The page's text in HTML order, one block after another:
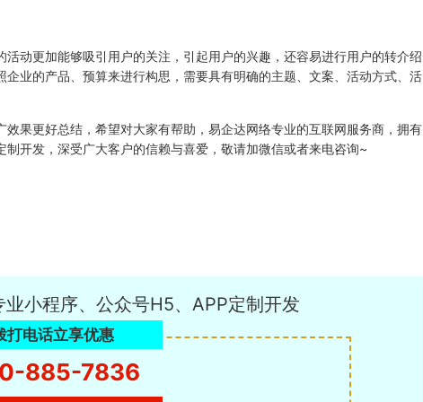
动更加能够吸引用户的关注，引起用户的兴趣，还容易进行用户的转介绍
业的产品、预算来进行构思，需要具有明确的主题、文案、活动方式、活
果更好总结，希望对大家有帮助，易企达网络专业的互联网服务商，拥有
开发，深受广大客户的信赖与喜爱，敬请加微信或者来电咨询~
小程序、公众号H5、APP定制开发
打电话立享优惠
885-7836